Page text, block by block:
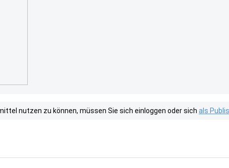
nutzen zu können, müssen Sie sich einloggen oder sich als